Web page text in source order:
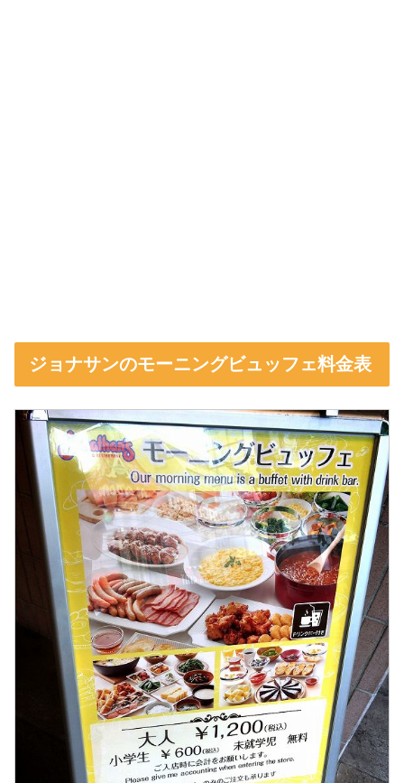
ジョナサンのモーニングビュッフェ料金表